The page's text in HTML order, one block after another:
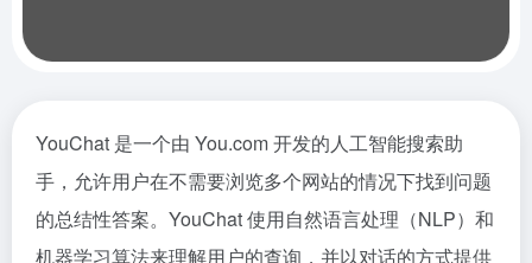
YouChat 是一个由 You.com 开发的人工智能搜索助
手，允许用户在不需要浏览多个网站的情况下找到问题
的总结性答案。YouChat 使用自然语言处理（NLP）和
机器学习算法来理解用户的查询，并以对话的方式提供